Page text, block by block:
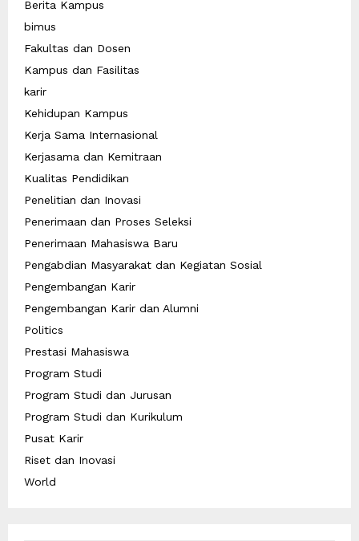
Berita Kampus
bimus
Fakultas dan Dosen
Kampus dan Fasilitas
karir
Kehidupan Kampus
Kerja Sama Internasional
Kerjasama dan Kemitraan
Kualitas Pendidikan
Penelitian dan Inovasi
Penerimaan dan Proses Seleksi
Penerimaan Mahasiswa Baru
Pengabdian Masyarakat dan Kegiatan Sosial
Pengembangan Karir
Pengembangan Karir dan Alumni
Politics
Prestasi Mahasiswa
Program Studi
Program Studi dan Jurusan
Program Studi dan Kurikulum
Pusat Karir
Riset dan Inovasi
World